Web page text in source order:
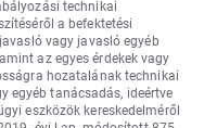
technikai
a befektetési
vagy javasló egyéb
az egyes érdekek vagy
hozatalának technikai
egyéb tanácsadás, ideértve
eszközök kereskedelméről